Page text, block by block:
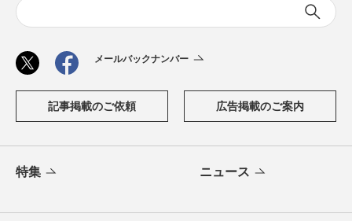
メールバックナンバー
記事掲載のご依頼 広告掲載のご案内
特集 ニュース